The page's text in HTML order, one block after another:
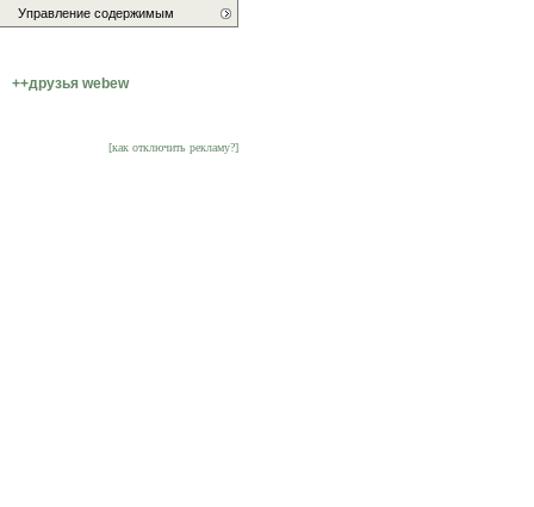
Управление содержимым
++друзья webew
[как отключить рекламу?]